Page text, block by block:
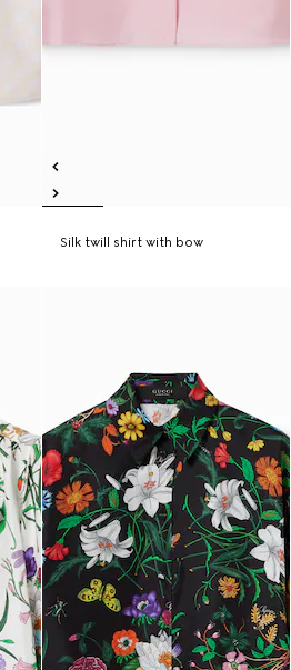
Silk twill shirt with bow